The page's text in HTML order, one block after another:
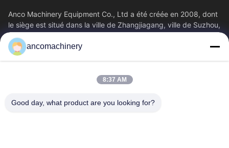
Anco Machinery Equipment Co., Ltd a été créée en 2008, dont
le siège est situé dans la ville de Zhangjiagang, ville de Suzhou,
province du Jiangsu.
Liens Rapides
A Propos De Nous
Visite D'usine
Contrôle De La Qualité
ancomachinery
8:37 AM
Good day, what product are you looking for?